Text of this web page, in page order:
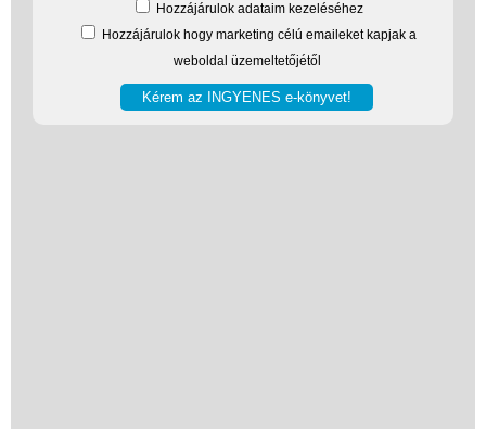
Hozzájárulok adataim kezeléséhez
Hozzájárulok hogy marketing célú emaileket kapjak a
weboldal üzemeltetőjétől